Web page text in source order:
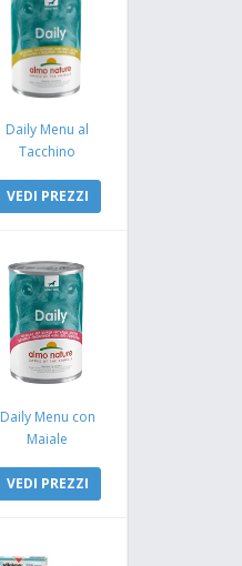
Daily Menu al
Tacchino
VEDI PREZZI
Daily Menu con
Maiale
VEDI PREZZI